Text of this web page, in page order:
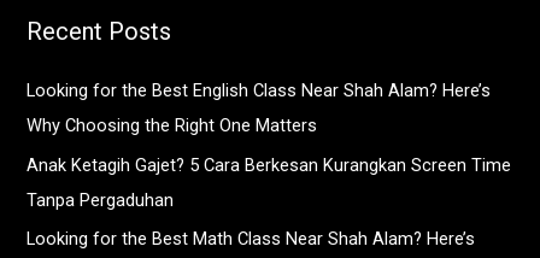
Recent Posts
Looking for the Best English Class Near Shah Alam? Here’s
Why Choosing the Right One Matters
Anak Ketagih Gajet? 5 Cara Berkesan Kurangkan Screen Time
Tanpa Pergaduhan
Looking for the Best Math Class Near Shah Alam? Here’s